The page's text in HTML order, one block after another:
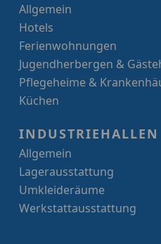
Allgemein
Hotels
Ferienwohnungen
Jugendherbergen &
Pflegeheime &
Küchen
INDUSTRIEHALLEN
Allgemein
Lagerausstattung
Umkleideräume
Werkstattausstattung